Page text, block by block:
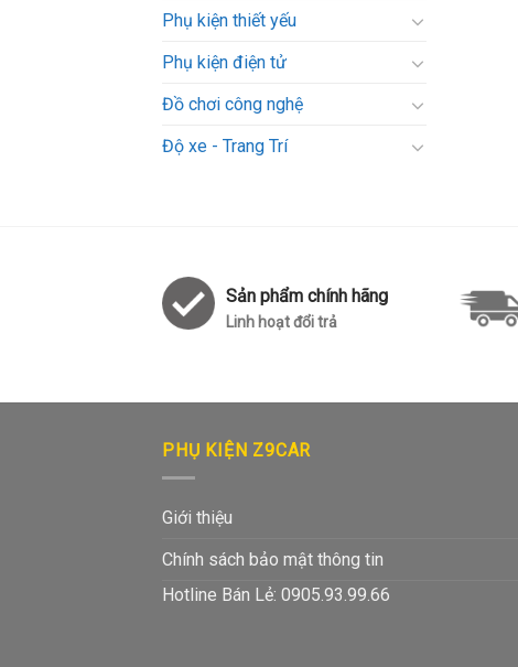
Phụ kiện thiết yếu
Phụ kiện điện tử
Đồ chơi công nghệ
Độ xe - Trang Trí
Sản phẩm chính hãng
Linh hoạt đổi trả
PHỤ KIỆN Z9CAR
Giới thiệu
Chính sách bảo mật thông tin
Hotline Bán Lẻ: 0905.93.99.66